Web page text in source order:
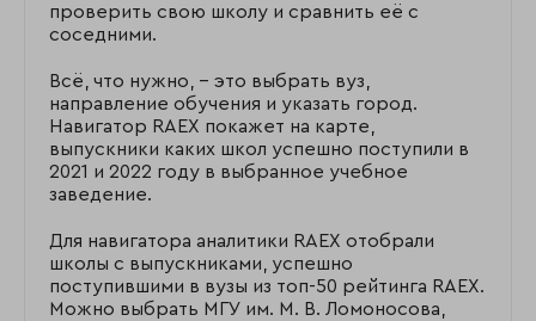
проверить свою школу и сравнить её с
соседними.
Всё, что нужно, – это выбрать вуз,
направление обучения и указать город.
Навигатор RAEX покажет на карте,
выпускники каких школ успешно поступили в
2021 и 2022 году в выбранное учебное
заведение.
Для навигатора аналитики RAEX отобрали
школы с выпускниками, успешно
поступившими в вузы из топ-50 рейтинга RAEX.
Можно выбрать МГУ им. М. В. Ломоносова,